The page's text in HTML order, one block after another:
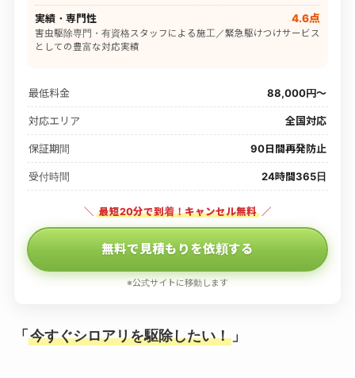
実績・専門性 4.6点
害虫駆除専門・有資格スタッフによる施工／緊急駆けつけサービス
としての豊富な対応実績
最低料金 88,000円〜
対応エリア 全国対応
保証期間 90日間再発防止
受付時間 24時間365日
＼ 最短20分で到着！キャンセル無料 ／
無料で見積もりを依頼する
※公式サイトに移動します
「 今すぐシロアリを駆除したい！」